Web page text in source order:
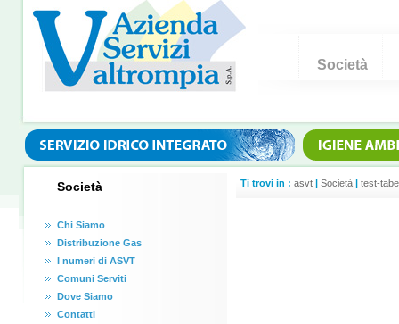
Società
Società
Chi Siamo
Distribuzione Gas
I numeri di ASVT
Comuni Serviti
Dove Siamo
Contatti
Ti trovi in : asvt | Società | test-